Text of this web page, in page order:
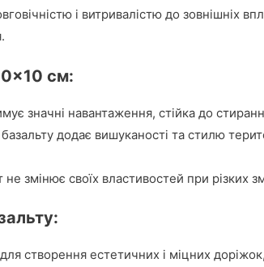
і витривалістю до зовнішніх
см:
значні навантаження, стійка до
додає вишуканості та стилю
не змінює своїх властивостей при різких
створення естетичних і міцних доріжок,